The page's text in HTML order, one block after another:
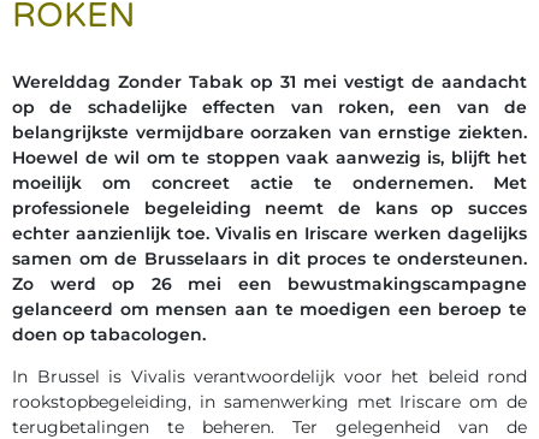
ROKEN
Werelddag Zonder Tabak op 31 mei vestigt de aandacht
op de schadelijke effecten van roken, een van de
belangrijkste vermijdbare oorzaken van ernstige ziekten.
Hoewel de wil om te stoppen vaak aanwezig is, blijft het
moeilijk om concreet actie te ondernemen. Met
professionele begeleiding neemt de kans op succes
echter aanzienlijk toe. Vivalis en Iriscare werken dagelijks
samen om de Brusselaars in dit proces te ondersteunen.
Zo werd op 26 mei een bewustmakingscampagne
gelanceerd om mensen aan te moedigen een beroep te
doen op tabacologen.
In Brussel is Vivalis verantwoordelijk voor het beleid rond
rookstopbegeleiding, in samenwerking met Iriscare om de
terugbetalingen te beheren. Ter gelegenheid van de